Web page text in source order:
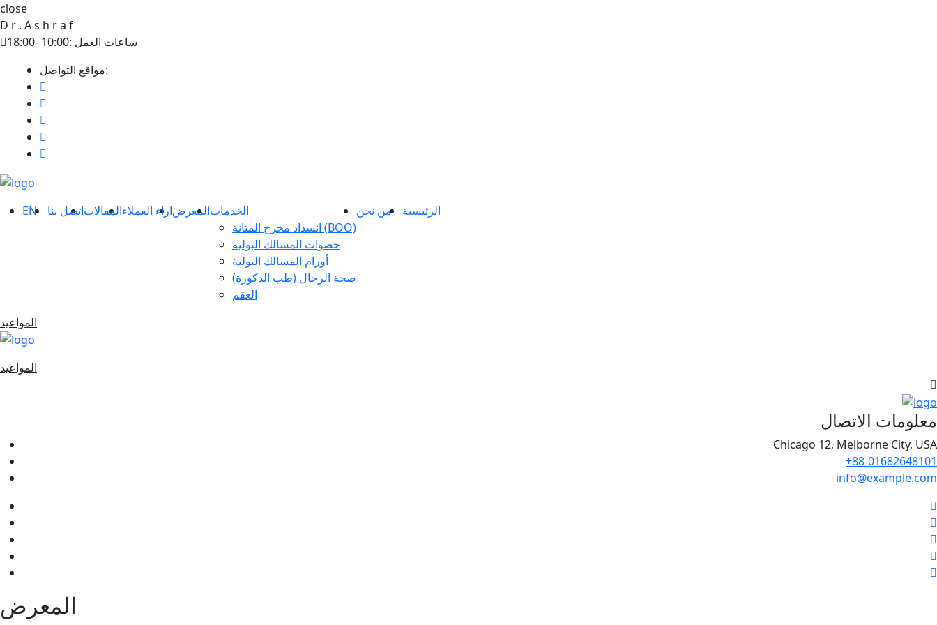
close
D r . As h ra f
ساعات العمل :10:00 -18:00
مواقع التواصل:
الرئيسية من نحن
الخدمات
انسداد مخرج المثانة (BOO)
حصوات المسالك البولية
أورام المسالك البولية
صحة الرجال (طب الذكورة)
العقم
المعرضاراء العملاءالمقالاتاتصل بنا EN
المواعيد
المواعيد
معلومات الاتصال
Chicago 12, Melborne City, USA
+88-01682648101
info@example.com
المعرض